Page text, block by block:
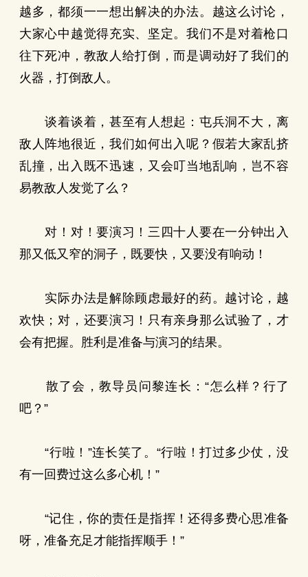
越多，都须一一想出解决的办法。越这么讨论，
大家心中越觉得充实、坚定。我们不是对着枪口
往下死冲，教敌人给打倒，而是调动好了我们的
火器，打倒敌人。
谈着谈着，甚至有人想起：屯兵洞不大，离
敌人阵地很近，我们如何出入呢？假若大家乱挤
乱撞，出入既不迅速，又会叮当地乱响，岂不容
易教敌人发觉了么？
对！对！要演习！三四十人要在一分钟出入
那又低又窄的洞子，既要快，又要没有响动！
实际办法是解除顾虑最好的药。越讨论，越
欢快；对，还要演习！只有亲身那么试验了，才
会有把握。胜利是准备与演习的结果。
散了会，教导员问黎连长：“怎么样？行了
吧？”
“行啦！”连长笑了。“行啦！打过多少仗，没
有一回费过这么多心机！”
“记住，你的责任是指挥！还得多费心思准备
呀，准备充足才能指挥顺手！”